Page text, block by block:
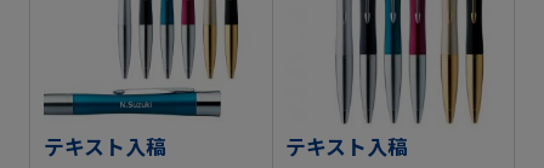
テキスト入稿
テキスト入稿